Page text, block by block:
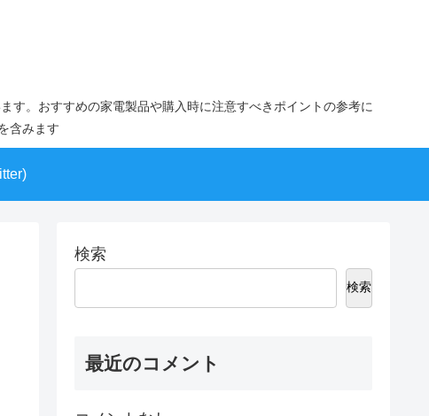
す。おすすめの家電製品や購入時に注意すべきポイントの参考に
含みます
検索
検索
最近のコメント